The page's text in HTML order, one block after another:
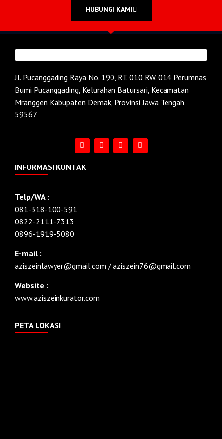
HUBUNGI KAMI
Jl. Pucanggading Raya No. 190, RT. 010 RW. 014 Perumnas
Bumi Pucanggading, Kelurahan Batursari, Kecamatan
Mranggen Kabupaten Demak, Provinsi Jawa Tengah
59567
INFORMASI KONTAK
Telp/WA :
081-318-100-591
0822-2111-7313
0896-1919-5080
E-mail :
aziszeinlawyer@gmail.com / aziszein76@gmail.com
Website :
www.aziszeinkurator.com
PETA LOKASI